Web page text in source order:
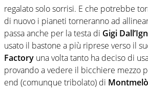
regalato solo sorrisi. E che potrebbe
di nuovo i pianeti torneranno ad
passa anche per la testa di Gigi
usato il bastone a più riprese verso il
Factory una volta tanto ha deciso di
provando a vedere il bicchiere mezzo
end (comunque tribolato) di